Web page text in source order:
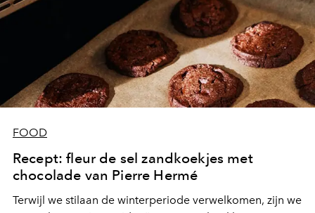
FOOD
Recept: fleur de sel zandkoekjes met
chocolade van Pierre Hermé
Terwijl we stilaan de winterperiode verwelkomen, zijn we